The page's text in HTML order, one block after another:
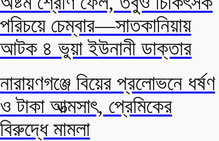
পরিচয়ে চেম্বার—সাতকানিয়ায়
আটক ৪ ভুয়া ইউনানী ডাক্তার
নারায়ণগঞ্জে বিয়ের প্রলোভনে ধর্ষণ
ও টাকা আত্মসাৎ, প্রেমিকের
বিরুদ্ধে মামলা